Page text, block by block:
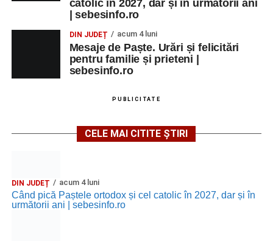
catolic în 2027, dar și în următorii ani
| sebesinfo.ro
DIN JUDEȚ acum 4 luni
Mesaje de Paște. Urări și felicitări
pentru familie și prieteni |
sebesinfo.ro
PUBLICITATE
CELE MAI CITITE ȘTIRI
DIN JUDEȚ acum 4 luni
Când pică Paștele ortodox și cel catolic în 2027, dar și în
următorii ani | sebesinfo.ro